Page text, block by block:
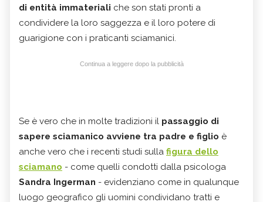
di entità immateriali che son stati pronti a
condividere la loro saggezza e il loro potere di
guarigione con i praticanti sciamanici.
Continua a leggere dopo la pubblicità
Se è vero che in molte tradizioni il passaggio di
sapere sciamanico avviene tra padre e figlio è
anche vero che i recenti studi sulla figura dello
sciamano - come quelli condotti dalla psicologa
Sandra Ingerman - evidenziano come in qualunque
luogo geografico gli uomini condividano tratti e